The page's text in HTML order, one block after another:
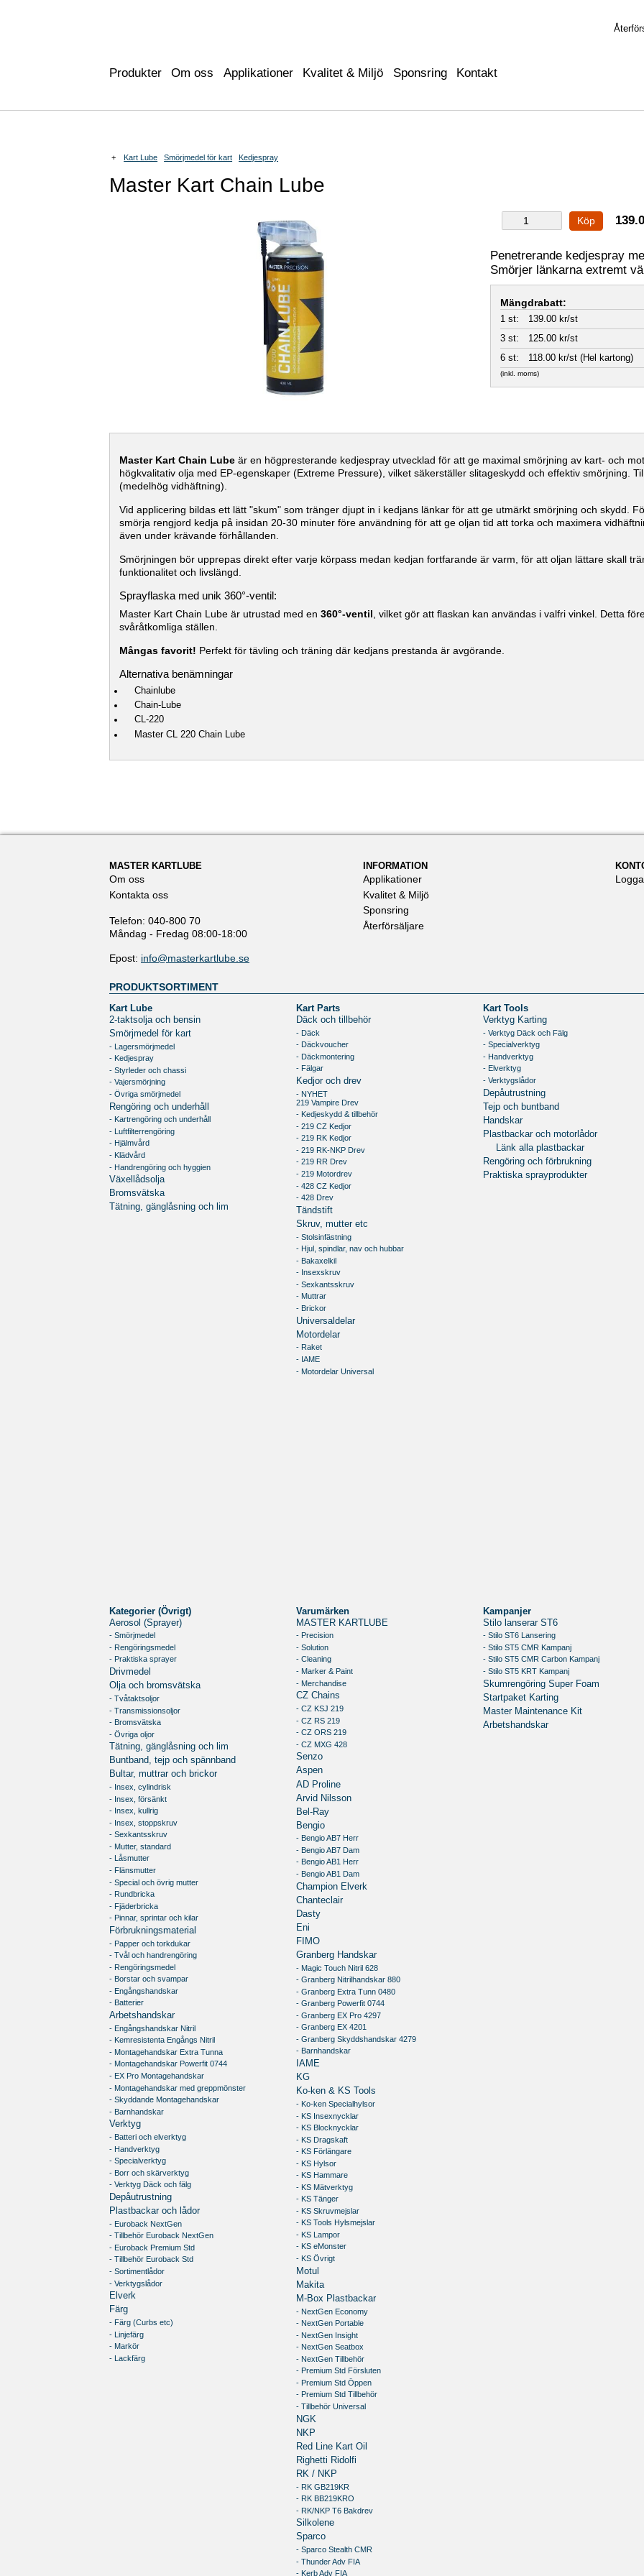
Produkter Om oss Applikationer Kvalitet & Miljö Sponsring Kontakt
Kedjespray
Smörjmedel för kart
Kart Lube
+
Master Kart Chain Lube
Köp
Penetrerande kedjespray
Smörjer länkarna extremt
Mängdrabatt:
1 st:
139.00 kr/st
3 st:
125.00 kr/st
6 st:
118.00 kr/st (Hel kartong)
(inkl. moms)
Master Kart Chain Lubeär en högpresterande kedjespray utvecklad för att ge maximal smörjning av kart- och
högkvalitativ olja med EP-egenskaper (Extreme Pressure), vilket säkerställer slitageskydd och effektiv smörjning.
(medelhög vidhäftning).
Vid applicering bildas ett lätt "skum" som tränger djupt in i kedjans länkar för att ge utmärkt smörjning och skydd.
smörja rengjord kedja på insidan 20-30 minuter före användning för att ge oljan tid att torka och maximera
även under krävande förhållanden.
Smörjningen bör upprepas direkt efter varje körpass medan kedjan fortfarande är varm, för att oljan lättare skall
funktionalitet och livslängd.
Sprayflaska med unik 360°-ventil:
Master Kart Chain Lube är utrustad med en 360°-ventil , vilket gör att flaskan kan användas i valfri vinkel. Detta
svåråtkomliga ställen.
Mångas favorit! Perfekt för tävling och träning där kedjans prestanda är avgörande.
Alternativa benämningar
Chainlube
Chain-Lube
CL-220
Master CL 220 Chain Lube
MASTER KARTLUBE
Om oss
Kontakta oss
Telefon: 040-800 70
Måndag - Fredag 08:00-18:00
Epost: info@masterkartlube.se
INFORMATION
Applikationer
Kvalitet & Miljö
Sponsring
Återförsäljare
PRODUKTSORTIMENT
Kart Lube
2-taktsolja och bensin
Smörjmedel för kart
- Lagersmörjmedel
- Kedjespray
- Styrleder och chassi
- Vajersmörjning
- Övriga smörjmedel
Rengöring och underhåll
- Kartrengöring och underhåll
- Luftfilterrengöring
- Hjälmvård
- Klädvård
- Handrengöring och hyggien
Växellådsolja
Bromsvätska
Tätning, gänglåsning och lim
Kart Parts
Däck och tillbehör
- Däck
- Däckvoucher
- Däckmontering
- Fälgar
Kedjor och drev
- NYHET
219 Vampire Drev
- Kedjeskydd & tillbehör
- 219 CZ Kedjor
- 219 RK Kedjor
- 219 RK-NKP Drev
- 219 RR Drev
- 219 Motordrev
- 428 CZ Kedjor
- 428 Drev
Tändstift
Skruv, mutter etc
- Stolsinfästning
- Hjul, spindlar, nav och hubbar
- Bakaxelkil
- Insexskruv
- Sexkantsskruv
- Muttrar
- Brickor
Universaldelar
Motordelar
- Raket
- IAME
- Motordelar Universal
Kart Tools
Verktyg Karting
- Verktyg Däck och Fälg
- Specialverktyg
- Handverktyg
- Elverktyg
- Verktygslådor
Depåutrustning
Tejp och buntband
Handskar
Plastbackar och motorlådor
Länk alla plastbackar
Rengöring och förbrukning
Praktiska sprayprodukter
Kategorier (Övrigt)
Aerosol (Sprayer)
- Smörjmedel
- Rengöringsmedel
- Praktiska sprayer
Drivmedel
Olja och bromsvätska
- Tvåtaktsoljor
- Transmissionsoljor
- Bromsvätska
- Övriga oljor
Tätning, gänglåsning och lim
Buntband, tejp och spännband
Bultar, muttrar och brickor
- Insex, cylindrisk
- Insex, försänkt
- Insex, kullrig
- Insex, stoppskruv
- Sexkantsskruv
- Mutter, standard
- Låsmutter
- Flänsmutter
- Special och övrig mutter
- Rundbricka
- Fjäderbricka
- Pinnar, sprintar och kilar
Förbrukningsmaterial
- Papper och torkdukar
- Tvål och handrengöring
- Rengöringsmedel
- Borstar och svampar
- Engångshandskar
- Batterier
Arbetshandskar
- Engångshandskar Nitril
- Kemresistenta Engångs Nitril
- Montagehandskar Extra Tunna
- Montagehandskar Powerfit 0744
- EX Pro Montagehandskar
- Montagehandskar med greppmönster
- Skyddande Montagehandskar
- Barnhandskar
Verktyg
- Batteri och elverktyg
- Handverktyg
- Specialverktyg
- Borr och skärverktyg
- Verktyg Däck och fälg
Depåutrustning
Plastbackar och lådor
- Euroback NextGen
- Tillbehör Euroback NextGen
- Euroback Premium Std
- Tillbehör Euroback Std
- Sortimentlådor
- Verktygslådor
Elverk
Färg
- Färg (Curbs etc)
- Linjefärg
- Markör
- Lackfärg
Varumärken
MASTER KARTLUBE
- Precision
- Solution
- Cleaning
- Marker & Paint
- Merchandise
CZ Chains
- CZ KSJ 219
- CZ RS 219
- CZ ORS 219
- CZ MXG 428
Senzo
Aspen
AD Proline
Arvid Nilsson
Bel-Ray
Bengio
- Bengio AB7 Herr
- Bengio AB7 Dam
- Bengio AB1 Herr
- Bengio AB1 Dam
Champion Elverk
Chanteclair
Dasty
Eni
FIMO
Granberg Handskar
- Magic Touch Nitril 628
- Granberg Nitrilhandskar 880
- Granberg Extra Tunn 0480
- Granberg Powerfit 0744
- Granberg EX Pro 4297
- Granberg EX 4201
- Granberg Skyddshandskar 4279
- Barnhandskar
IAME
KG
Ko-ken & KS Tools
- Ko-ken Specialhylsor
- KS Insexnycklar
- KS Blocknycklar
- KS Dragskaft
- KS Förlängare
- KS Hylsor
- KS Hammare
- KS Mätverktyg
- KS Tänger
- KS Skruvmejslar
- KS Tools Hylsmejslar
- KS Lampor
- KS eMonster
- KS Övrigt
Motul
Makita
M-Box Plastbackar
- NextGen Economy
- NextGen Portable
- NextGen Insight
- NextGen Seatbox
- NextGen Tillbehör
- Premium Std Försluten
- Premium Std Öppen
- Premium Std Tillbehör
- Tillbehör Universal
NGK
NKP
Red Line Kart Oil
Righetti Ridolfi
RK / NKP
- RK GB219KR
- RK BB219KRO
- RK/NKP T6 Bakdrev
Silkolene
Sparco
- Sparco Stealth CMR
- Thunder Adv FIA
- Kerb Adv FIA
Kampanjer
Stilo lanserar ST6
- Stilo ST6 Lansering
- Stilo ST5 CMR Kampanj
- Stilo ST5 CMR Carbon Kampanj
- Stilo ST5 KRT Kampanj
Skumrengöring Super Foam
Startpaket Karting
Master Maintenance Kit
Arbetshandskar